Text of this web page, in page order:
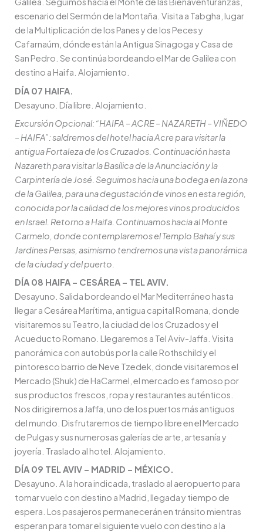
escenario del Sermón de la Montaña. Visita a Tabgha, lugar
de la Multiplicación de los Panes y de los Peces y
Cafarnaúm, dónde están la Antigua Sinagoga y Casa de
San Pedro. Se continúa bordeando el Mar de Galilea con
destino a Haifa. Alojamiento.
DÍA 07 HAIFA.
Desayuno. Día libre. Alojamiento.
Excursión Opcional: “HAIFA – ACRE – NAZARETH – VIÑEDO
– HAIFA”: saldremos del hotel hacia Acre para visitar la
antigua Fortaleza de los Cruzados. Continuación hasta
Nazareth para visitar la Basílica de la Anunciación y la
Carpintería de José. Seguimos hacia una bodega en la zona
de la Galilea, para una degustación de vinos en esta región,
conocida por la calidad de los mejores vinos producidos
en Israel. Retorno a Haifa. Continuamos hacia al Monte
Carmelo, donde contemplaremos el Templo Bahaí y sus
Jardines Persas, asimismo tendremos una vista panorámica
de la ciudad y del puerto.
DÍA 08 HAIFA – CESÁREA – TEL AVIV.
Desayuno. Salida bordeando el Mar Mediterráneo hasta
llegar a Cesárea Marítima, antigua capital Romana, donde
visitaremos su Teatro, la ciudad de los Cruzados y el
Acueducto Romano. Llegaremos a Tel Aviv-Jaffa. Visita
panorámica con autobús por la calle Rothschild y el
pintoresco barrio de Neve Tzedek, donde visitaremos el
Mercado (Shuk) de HaCarmel, el mercado es famoso por
sus productos frescos, ropa y restaurantes auténticos.
Nos dirigiremos a Jaffa, uno de los puertos más antiguos
del mundo. Disfrutaremos de tiempo libre en el Mercado
de Pulgas y sus numerosas galerías de arte, artesanía y
joyería. Traslado al hotel. Alojamiento.
DÍA 09 TEL AVIV – MADRID – MÉXICO.
Desayuno. A la hora indicada, traslado al aeropuerto para
tomar vuelo con destino a Madrid, llegada y tiempo de
espera. Los pasajeros permanecerán en tránsito mientras
esperan para tomar el siguiente vuelo con destino a la